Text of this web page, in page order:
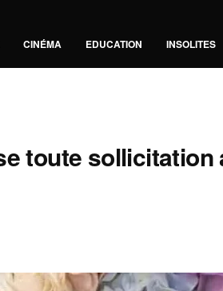
CINÉMA EDUCATION INSOLITES
toute sollicitation